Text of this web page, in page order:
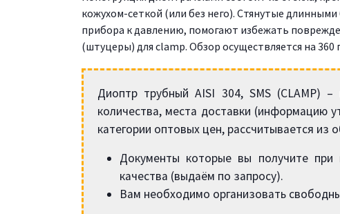
кожухом-сеткой (или без него). Стянутые
прибора к давлению, помогают избежать
(штуцеры) для clamp. Обзор осуществляется на 360
Диоптр трубный AISI 304, SMS (CLAMP)
количества, места доставки (информацию
категории оптовых цен, рассчитывается из
Документы которые вы получите при
качества (выдаём по запросу).
Вам необходимо организовать